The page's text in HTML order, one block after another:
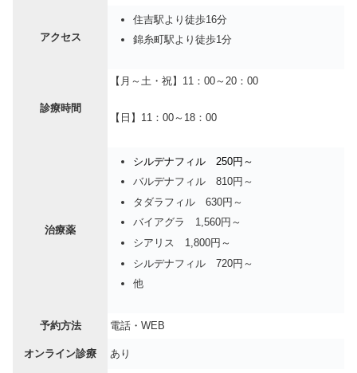
アクセス
住吉駅より徒歩16分
錦糸町駅より徒歩1分
診療時間
【月～土・祝】11：00～20：00
【日】11：00～18：00
治療薬
シルデナフィル 250円～
バルデナフィル 810円～
タダラフィル 630円～
バイアグラ 1,560円～
シアリス 1,800円～
シルデナフィル 720円～
他
予約方法 電話・WEB
オンライン診療 あり